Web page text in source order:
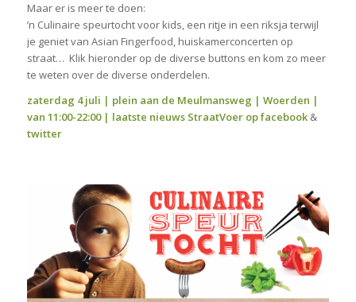
Maar er is meer te doen:
’n Culinaire speurtocht voor kids, een ritje in een riksja terwijl
je geniet van Asian Fingerfood, huiskamerconcerten op
straat… Klik hieronder op de diverse buttons en kom zo meer
te weten over de diverse onderdelen.
zaterdag 4 juli | plein aan de Meulmansweg | Woerden |
van 11:00-22:00 | laatste nieuws StraatVoer opfacebook&
twitter